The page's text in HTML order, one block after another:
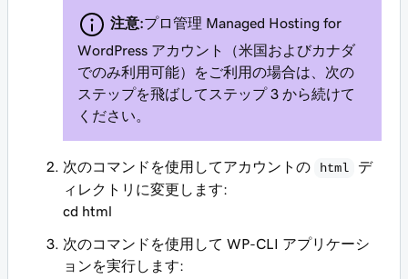
注意:プロ管理 Managed Hosting for
WordPress アカウント（米国およびカナダ
でのみ利用可能）をご利用の場合は、次の
ステップを飛ばしてステップ 3 から続けて
ください。
次のコマンドを使用してアカウントの html
デ
ィレクトリに変更します:
cd html
次のコマンドを使用して WP-CLI アプリケーシ
ョンを実行します: